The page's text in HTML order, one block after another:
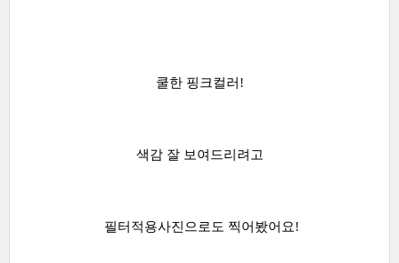
쿨한 핑크컬러!
색감 잘 보여드리려고
필터적용사진으로도 찍어봤어요!